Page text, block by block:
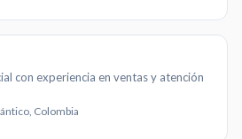
con experiencia en ventas y atención
Colombia